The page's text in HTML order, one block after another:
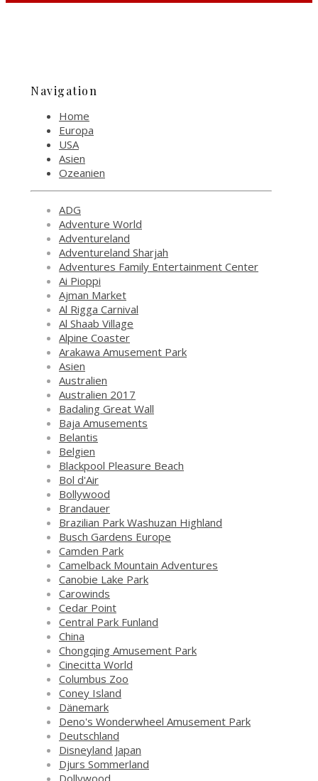
Navigation
Home
Europa
USA
Asien
Ozeanien
ADG
Adventure World
Adventureland
Adventureland Sharjah
Adventures Family Entertainment Center
Ai Pioppi
Ajman Market
Al Rigga Carnival
Al Shaab Village
Alpine Coaster
Arakawa Amusement Park
Asien
Australien
Australien 2017
Badaling Great Wall
Baja Amusements
Belantis
Belgien
Blackpool Pleasure Beach
Bol d'Air
Bollywood
Brandauer
Brazilian Park Washuzan Highland
Busch Gardens Europe
Camden Park
Camelback Mountain Adventures
Canobie Lake Park
Carowinds
Cedar Point
Central Park Funland
China
Chongqing Amusement Park
Cinecitta World
Columbus Zoo
Coney Island
Dänemark
Deno's Wonderwheel Amusement Park
Deutschland
Disneyland Japan
Djurs Sommerland